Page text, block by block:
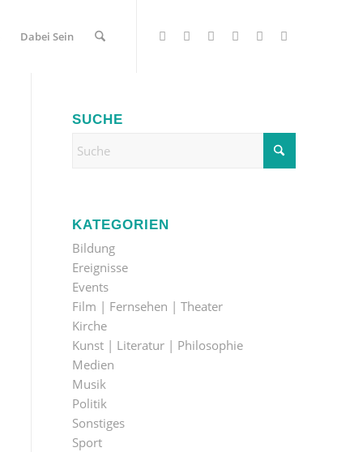
Dabei Sein
SUCHE
KATEGORIEN
Bildung
Ereignisse
Events
Film | Fernsehen | Theater
Kirche
Kunst | Literatur | Philosophie
Medien
Musik
Politik
Sonstiges
Sport